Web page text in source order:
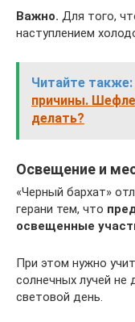
Важно. Для того,
наступлением
Читайте также:
причины.
делать?
Освещение и
«Черный бархат»
герани тем, что
освещенные
При этом нужно
солнечных лучей
световой день.